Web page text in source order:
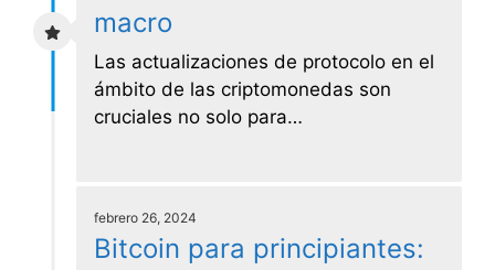
macro
Las actualizaciones de protocolo en el
ámbito de las criptomonedas son
cruciales no solo para…
febrero 26, 2024
Bitcoin para principiantes: